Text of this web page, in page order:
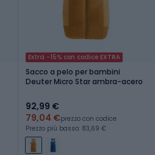
Extra -15% con codice EXTRA
Sacco a pelo per bambini
Deuter Micro Star ambra-acero
92,99 €
79,04 €prezzo con codice
Prezzo più basso: 83,69 €